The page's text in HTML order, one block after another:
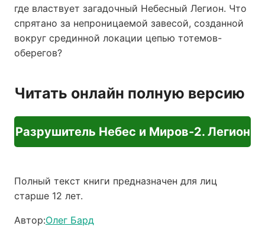
где властвует загадочный Небесный Легион. Что
спрятано за непроницаемой завесой, созданной
вокруг срединной локации цепью тотемов-
оберегов?
Читать онлайн полную версию
Разрушитель Небес и Миров-2. Легион
Полный текст книги предназначен для лиц
старше 12 лет.
Автор:Олег Бард